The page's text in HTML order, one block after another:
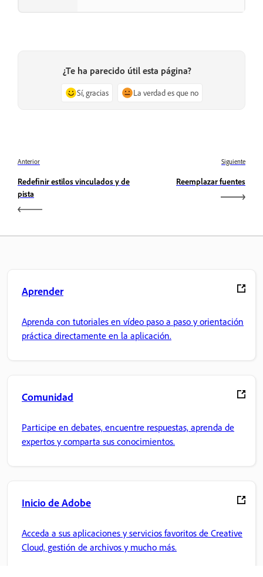
¿Te ha parecido útil esta página?
Sí, gracias La verdad es que no
Anterior
Redefinir estilos vinculados y de
pista
Siguiente
Reemplazar fuentes
Aprender
Aprenda con tutoriales en vídeo paso a paso y orientación
práctica directamente en la aplicación.
Comunidad
Participe en debates, encuentre respuestas, aprenda de
expertos y comparta sus conocimientos.
Inicio de Adobe
Acceda a sus aplicaciones y servicios favoritos de Creative
Cloud, gestión de archivos y mucho más.